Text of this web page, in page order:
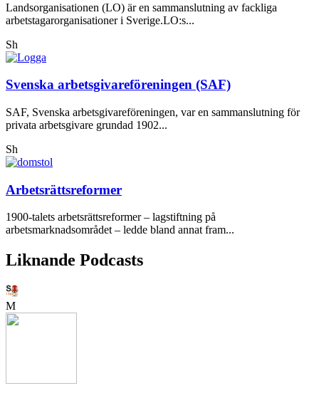
Landsorganisationen (LO) är en sammanslutning av fackliga
arbetstagarorganisationer i Sverige.LO:s...
Sh
Svenska arbetsgivareföreningen (SAF)
SAF, Svenska arbetsgivareföreningen, var en sammanslutning för
privata arbetsgivare grundad 1902...
Sh
Arbetsrättsreformer
1900-talets arbetsrättsreformer – lagstiftning på
arbetsmarknadsområdet – ledde bland annat fram...
Liknande Podcasts
M